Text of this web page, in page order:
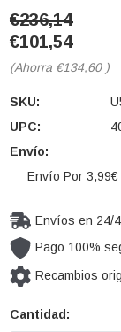
€236,14
€101,54
(Ahorra €134,60 )
SKU:
UPC:
Envío:
Envío Por 3,99€
Envíos en 24/
Pago 100%
Recambios
Cantidad
Cantidad: